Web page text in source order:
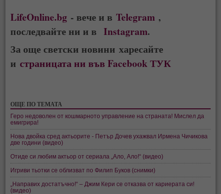
LifeOnline.bg - вече и вTelegram ,
последвайте ни и вInstagram.
За още светски новини харесайте
истраницата ни във Facebook ТУК
ОЩЕ ПО ТЕМАТА
Геро недоволен от кошмарното управление на страната! Мислел да
емигрира!
Нова двойка сред актьорите - Петър Дочев ухажвал Ирмена Чичикова
две години (видео)
Отиде си любим актьор от сериала „Ало, Ало!“ (видео)
Игриви тьотки се облизват по Филип Буков (снимки)
„Направих достатъчно!“ – Джим Кери се отказва от кариерата си!
(видео)